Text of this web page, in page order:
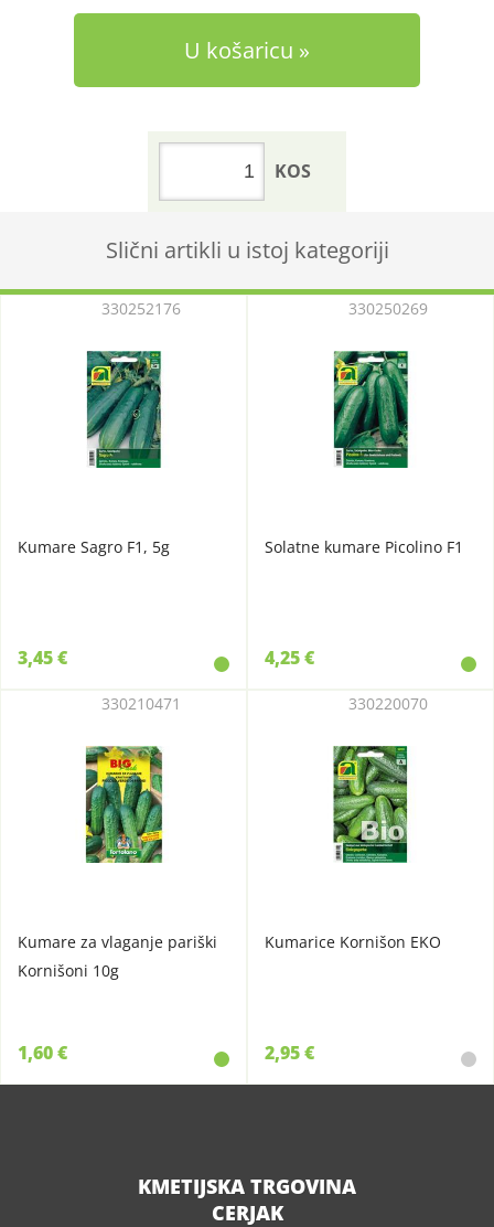
U košaricu
KOS
Slični artikli u istoj kategoriji
Kumare Sagro F1, 5g
330252176
3,45 €
Solatne kumare Picolino F1
330250269
4,25 €
Kumare za vlaganje pariški
Kornišoni 10g
330210471
1,60 €
Kumarice Kornišon EKO
330220070
2,95 €
KMETIJSKA TRGOVINA
CERJAK